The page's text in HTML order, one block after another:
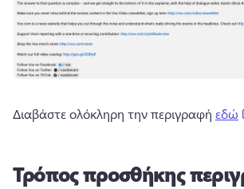
Διαβάστε ολόκληρη την περιγραφή εδώ
Τρόπος προσθήκης